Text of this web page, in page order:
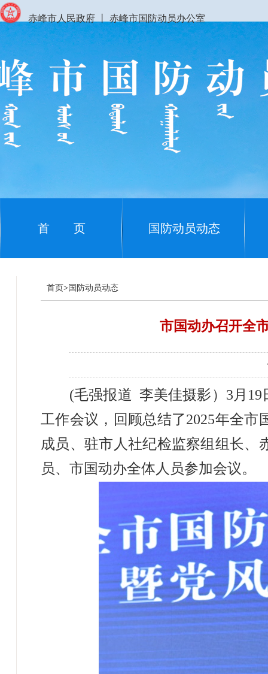
赤峰市人民政府 赤峰市国防动员办公室
首 页 国防动员动态
首页> 国防动员动态
市国动办召开全
(毛强报道 李美佳摄影）3 月 19
工作会议， 回顾总结了2025年全市
成员、驻市人社纪检监察组组长、
员、市国动办全体人员参加会议。